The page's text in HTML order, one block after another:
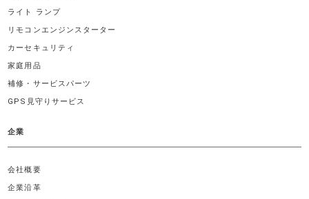
ライト ランプ
リモコンエンジンスターター
カーセキュリティ
家庭用品
補修・サービスパーツ
GPS見守りサービス
企業
会社概要
企業沿革